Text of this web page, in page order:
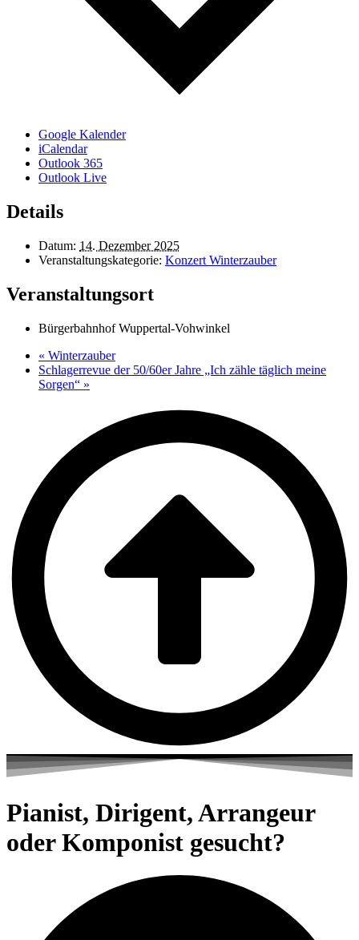
Google Kalender
iCalendar
Outlook 365
Outlook Live
Details
Datum: 14. Dezember 2025
Veranstaltungskategorie: Konzert Winterzauber
Veranstaltungsort
Bürgerbahnhof Wuppertal-Vohwinkel
« Winterzauber
Schlagerrevue der 50/60er Jahre „Ich zähle täglich meine
Sorgen“ »
Pianist, Dirigent, Arrangeur
oder Komponist gesucht?